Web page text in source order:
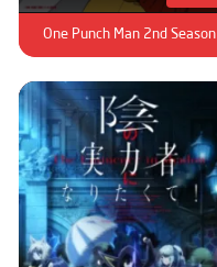
One Punch Man 2nd Season